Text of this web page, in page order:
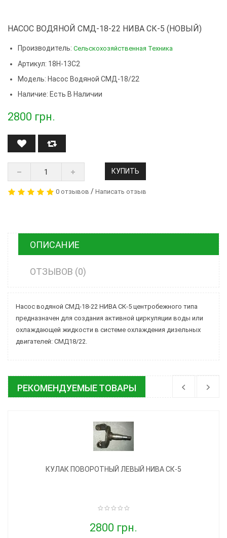
НАСОС ВОДЯНОЙ СМД-18-22 НИВА СК-5 (НОВЫЙ)
Производитель: Сельскохозяйственная Техника
Артикул: 18Н-13С2
Модель: Насос Водяной СМД-18/22
Наличие: Есть В Наличии
2800 грн.
КУПИТЬ
0 отзывов / Написать отзыв
ОПИСАНИЕ
ОТЗЫВОВ (0)
Насос водяной СМД-18-22 НИВА СК-5 центробежного типа
предназначен для создания активной циркуляции воды или
охлаждающей жидкости в системе охлаждения дизельных
двигателей: СМД18/22.
РЕКОМЕНДУЕМЫЕ ТОВАРЫ
КУЛАК ПОВОРОТНЫЙ ЛЕВЫЙ НИВА СК-5
2800 грн.